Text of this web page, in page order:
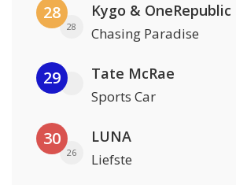
28
28
Kygo & OneRepublic
Chasing Paradise
29 Tate McRae
Sports Car
30
26
LUNA
Liefste